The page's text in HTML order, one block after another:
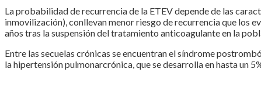
La probabilidad de recurrencia de la ETEV depende de las
inmovilización), conllevan menor riesgo de recurrencia que los
años tras la suspensión del tratamiento anticoagulante en la
Entre las secuelas crónicas se encuentran el síndrome
la hipertensión pulmonarcrónica, que se desarrolla en hasta un